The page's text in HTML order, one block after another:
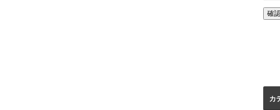
カ